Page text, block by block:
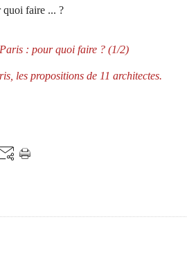
quoi faire ... ?
: pour quoi faire ? (1/2)
les propositions de 11 architectes.